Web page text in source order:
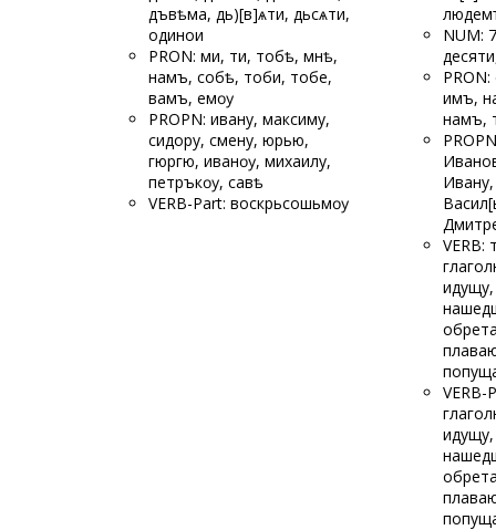
дъвѣма, дь)[в]ѧти, дьсѧти,
одинои
PRON: ми, ти, тобѣ, мнѣ,
намъ, собѣ, тоби, тобе,
вамъ, емѹ
PROPN: ивану, максиму,
сидору, смену, юрью,
гюргю, иванѹ, михаилу,
петръкѹ, савѣ
VERB-Part: воскрьсошьмѹ
NUM:
имъ,
намъ,
VERB: